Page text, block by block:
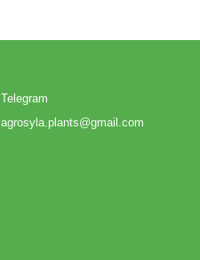
Telegram
agrosyla.plants@gmail.com